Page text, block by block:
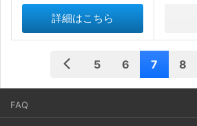
詳細はこちら
5 6 7 8
FAQ